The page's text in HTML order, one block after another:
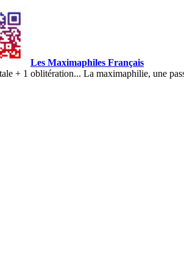
Les Maximaphiles Français
+ 1 oblitération... La maximaphilie, une